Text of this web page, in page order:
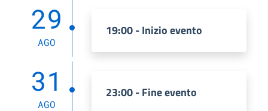
29
AGO
19:00 - Inizio evento
31
AGO
23:00 - Fine evento